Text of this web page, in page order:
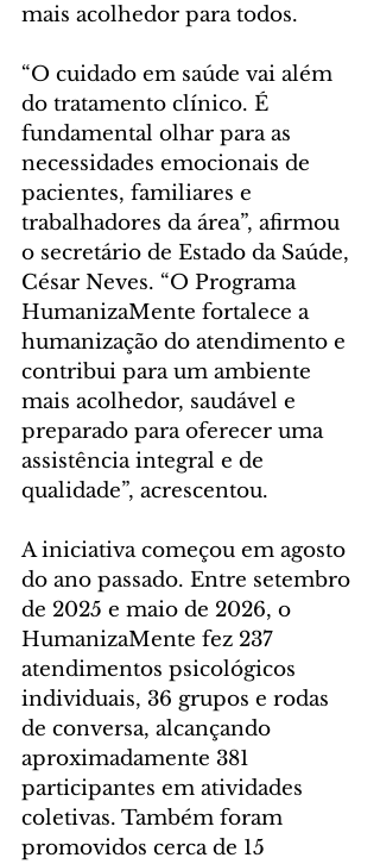
mais acolhedor para todos.
“O cuidado em saúde vai além
do tratamento clínico. É
fundamental olhar para as
necessidades emocionais de
pacientes, familiares e
trabalhadores da área”, afirmou
o secretário de Estado da Saúde,
César Neves. “O Programa
HumanizaMente fortalece a
humanização do atendimento e
contribui para um ambiente
mais acolhedor, saudável e
preparado para oferecer uma
assistência integral e de
qualidade”, acrescentou.
A iniciativa começou em agosto
do ano passado. Entre setembro
de 2025 e maio de 2026, o
HumanizaMente fez 237
atendimentos psicológicos
individuais, 36 grupos e rodas
de conversa, alcançando
aproximadamente 381
participantes em atividades
coletivas. Também foram
promovidos cerca de 15